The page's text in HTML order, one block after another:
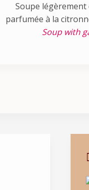
Soupe légèrement
parfumée à la
Soup with